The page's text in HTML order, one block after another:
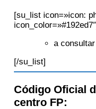
[su_list icon=»icon:
a consultar
[/su_list]
Código Oficial
centro FP: